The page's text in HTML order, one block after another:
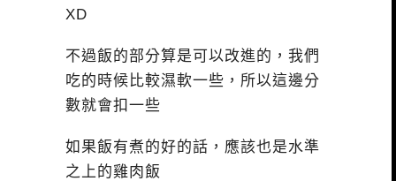
XD
不過飯的部分算是可以改進的，我們
吃的時候比較濕軟一些，所以這邊分
數就會扣一些
如果飯有煮的好的話，應該也是水準
之上的雞肉飯